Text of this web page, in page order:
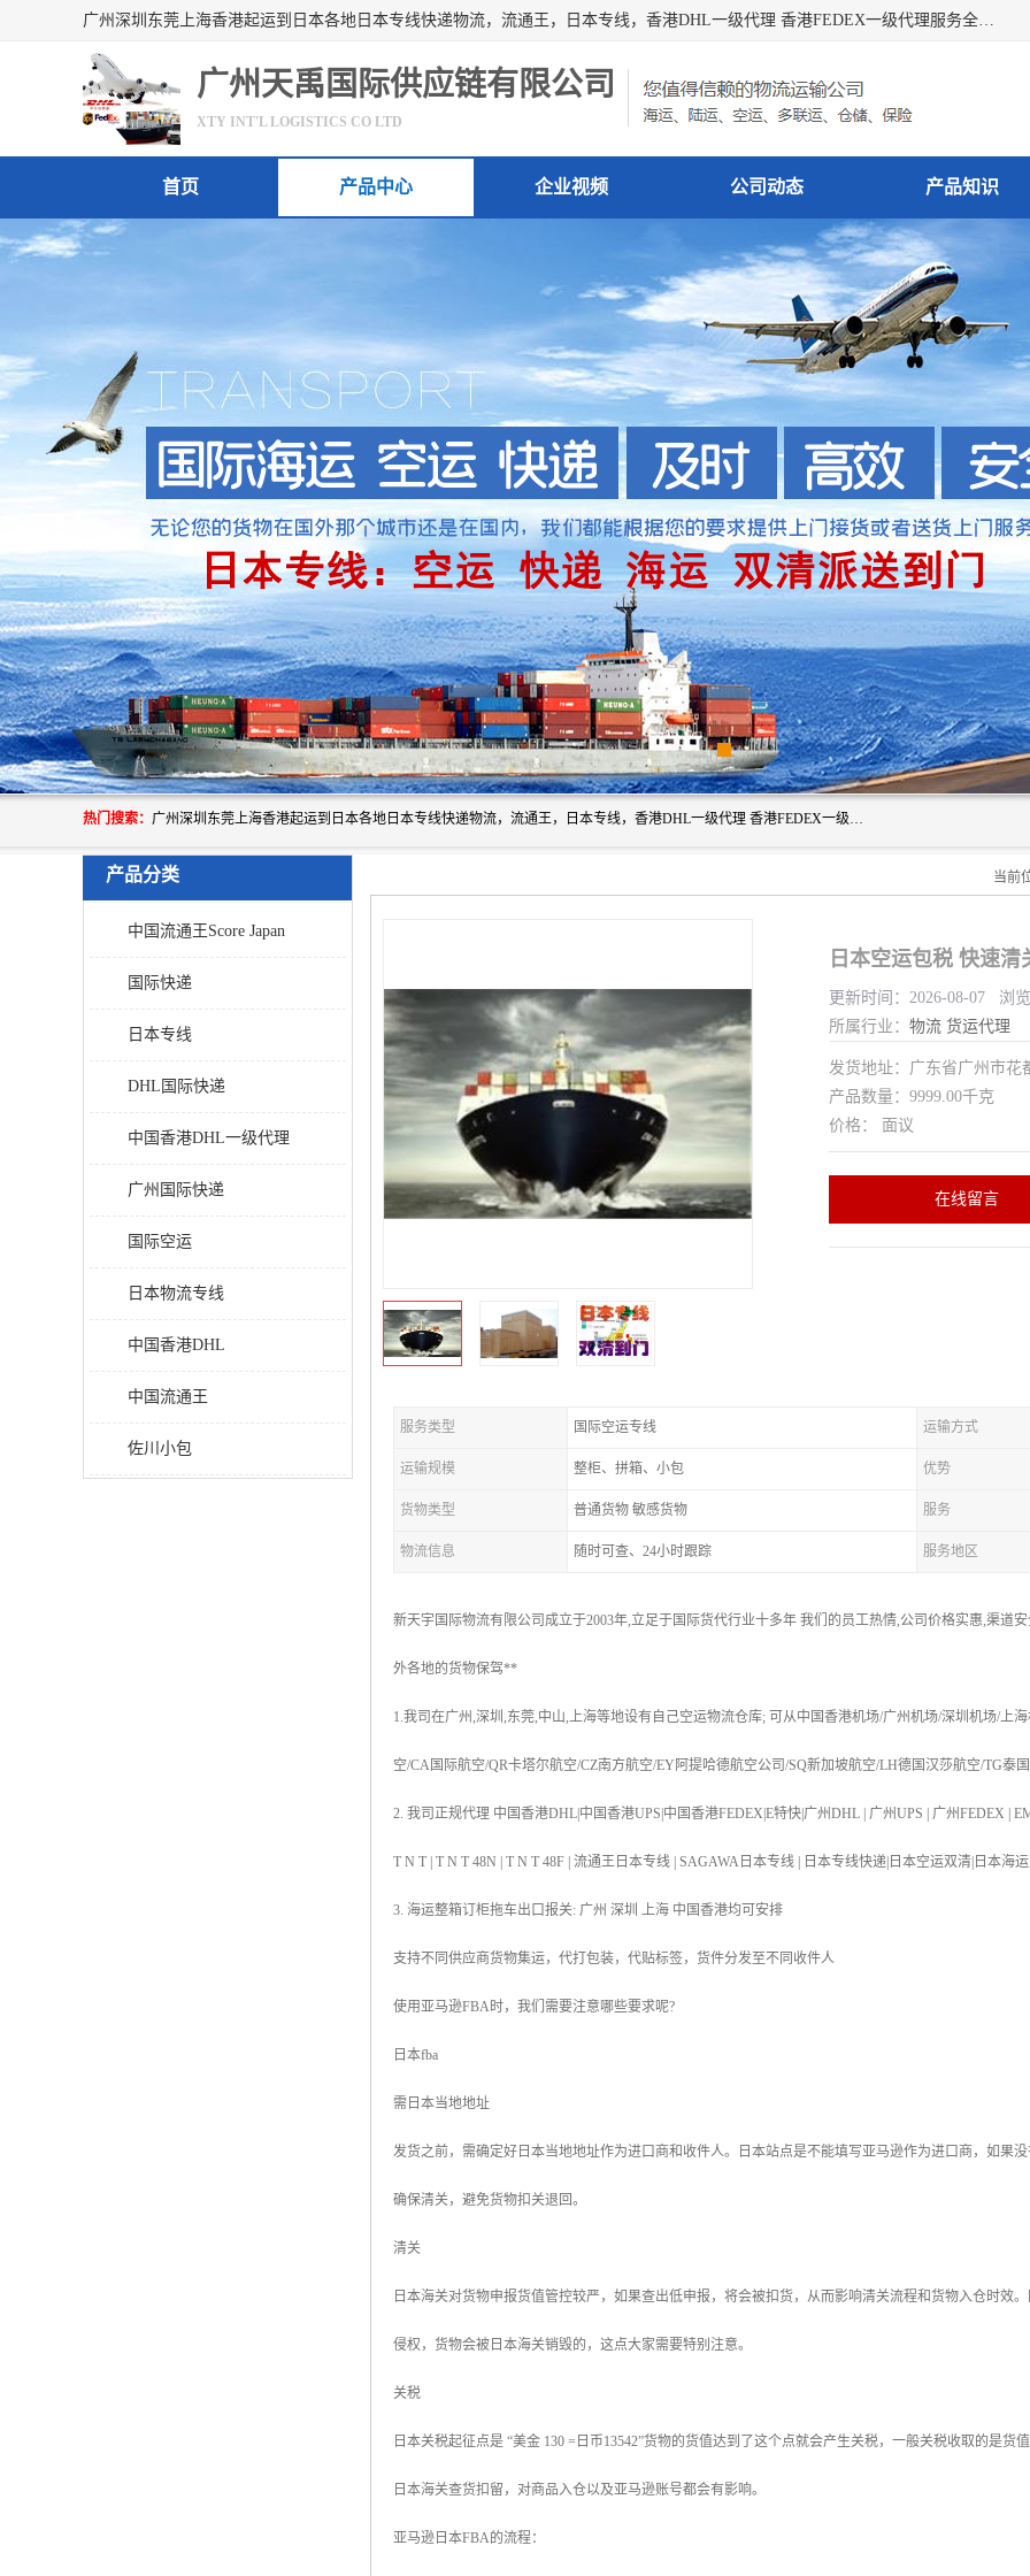
广州深圳东莞上海香港起运到日本各地日本专线快递物流，流通王，日本专线，香港DHL一级代理 香港FEDEX一级代理服务全球主要地区。我司各员工在国际物流行业经验超8年，热枕为各广大进口商与进口商提供优质服务.
广州天禹国际供应链有限公司
XTY INT'L LOGISTICS CO LTD
首页 产品中心 企业视频 公司动态 产品知识
热门搜索： 广州深圳东莞上海香港起运到日本各地日本专线快递物流，流通王，日本专线，香港DHL一级代理 香港FEDEX一级代理服务全球主要地区。我司各员工在国际物流行业经验超8年，热枕为各广大进口商与进口商提供优质服务.
产品分类
中国流通王Score Japan
国际快递
日本专线
DHL国际快递
中国香港DHL一级代理
广州国际快递
国际空运
日本物流专线
中国香港DHL
中国流通王
佐川小包
当前
日本空运包税 快速清
更新时间：2026-08-07 浏
所属行业： 物流 货运代理
发货地址：广东省广州市
产品数量：9999.00千克
价格： 面议
在线留言
服务类型 国际空运专线 运输方式
运输规模 整柜、拼箱、小包 优势
货物类型 普通货物 敏感货物 服务
物流信息 随时可查、24小时跟踪 服务地区
新天宇国际物流有限公司成立于2003年,立足于国际货代行业十多年 我们的员工热情,公司价格实惠,渠道
外各地的货物保驾**
1.我司在广州,深圳,东莞,中山,上海等地设有自己空运物流仓库; 可从中国香港机场/广州机场/深圳机场/
空/CA国际航空/QR卡塔尔航空/CZ南方航空/EY阿提哈德航空公司/SQ新加坡航空/LH德国汉莎航空/TG泰
2. 我司正规代理 中国香港DHL|中国香港UPS|中国香港FEDEX|E特快|广州DHL | 广州UPS | 广州FEDEX |
T N T | T N T 48N | T N T 48F | 流通王日本专线 | SAGAWA日本专线 | 日本专线快递|日本空运双清|日本海
3. 海运整箱订柜拖车出口报关: 广州 深圳 上海 中国香港均可安排
支持不同供应商货物集运，代打包装，代贴标签，货件分发至不同收件人
使用亚马逊FBA时，我们需要注意哪些要求呢?
日本fba
需日本当地地址
发货之前，需确定好日本当地地址作为进口商和收件人。日本站点是不能填写亚马逊作为进口商，如果
确保清关，避免货物扣关退回。
清关
日本海关对货物申报货值管控较严，如果查出低申报，将会被扣货，从而影响清关流程和货物入仓时效
侵权，货物会被日本海关销毁的，这点大家需要特别注意。
关税
日本关税起征点是 “美金 130 =日币13542”货物的货值达到了这个点就会产生关税，一般关税收取的是
日本海关查货扣留，对商品入仓以及亚马逊账号都会有影响。
亚马逊日本FBA的流程：